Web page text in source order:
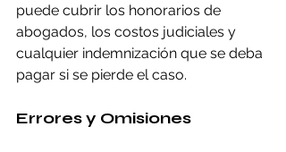
puede cubrir los honorarios de
abogados, los costos judiciales y
cualquier indemnización que se deba
pagar si se pierde el caso.
Errores y Omisiones